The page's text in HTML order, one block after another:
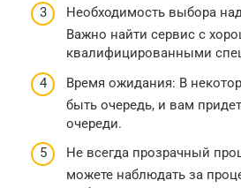
Необходимость выбора
Важно найти сервис с
квалифицированными
Время ожидания: В
быть очередь, и вам
очереди.
Не всегда прозрачный
можете наблюдать за